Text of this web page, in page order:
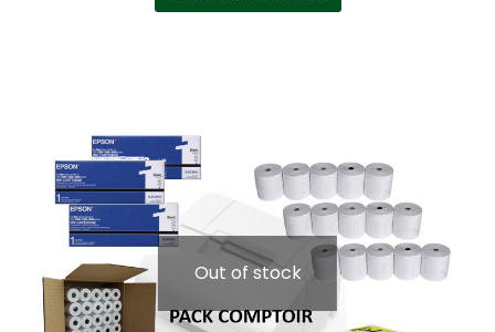
Out of stock